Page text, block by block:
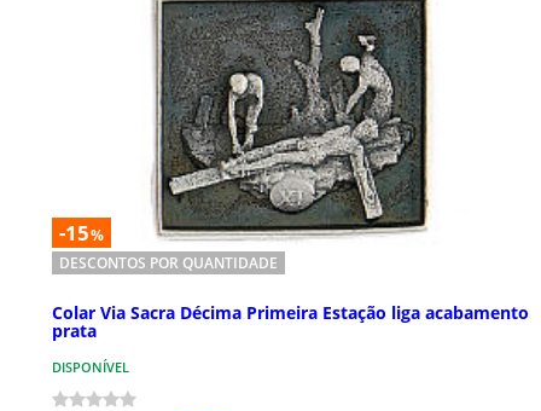
-15%
DESCONTOS POR QUANTIDADE
Colar Via Sacra Décima Primeira Estação liga acabamento
prata
DISPONÍVEL